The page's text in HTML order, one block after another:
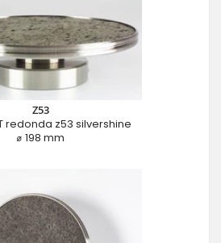
Z53
redonda z53 silvershine
⌀ 198 mm